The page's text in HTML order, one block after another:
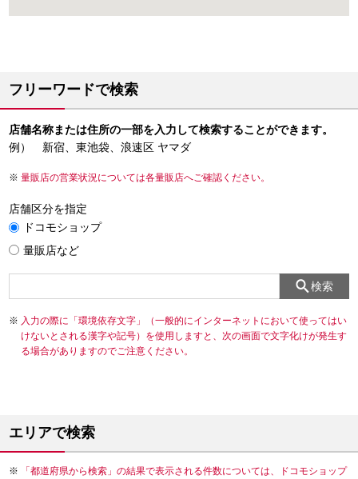
フリーワードで検索
店舗名称または住所の一部を入力して検索することができます。
例） 新宿、東池袋、浪速区 ヤマダ
量販店の営業状況については各量販店へご確認ください。
店舗区分を指定
ドコモショップ
量販店など
検索
入力の際に「環境依存文字」（一般的にインターネットにおいて使ってはい
けないとされる漢字や記号）を使用しますと、次の画面で文字化けが発生す
る場合がありますのでご注意ください。
エリアで検索
「都道府県から検索」の結果で表示される件数については、ドコモショップ